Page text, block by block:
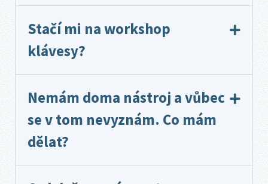
Stačí mi na workshop
klávesy?
Nemám doma nástroj a vůbec
se v tom nevyznám. Co mám
dělat?